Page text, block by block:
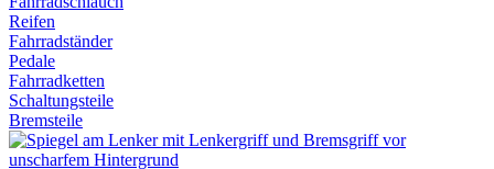
Reifen
Fahrradständer
Pedale
Fahrradketten
Schaltungsteile
Bremsteile